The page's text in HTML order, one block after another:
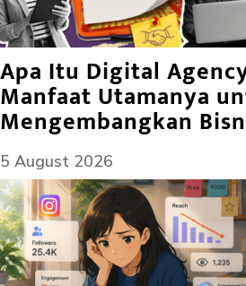
Apa Itu Digital
Manfaat Utamanya
Mengembangkan
5 August 2026